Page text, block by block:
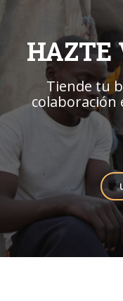
HAZTE
Tiende tu
colaboración